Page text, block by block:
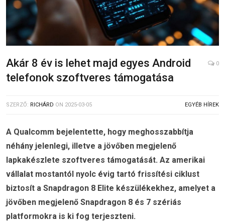
Akár 8 év is lehet majd egyes Android
telefonok szoftveres támogatása
0
SZERZŐ: RICHÁRD ON 2025-03-05 EGYÉB HÍREK
A Qualcomm bejelentette, hogy meghosszabbítja
néhány jelenlegi, illetve a jövőben megjelenő
lapkakészlete szoftveres támogatását. Az amerikai
vállalat mostantól nyolc évig tartó frissítési ciklust
biztosít a Snapdragon 8 Elite készülékekhez, amelyet a
jövőben megjelenő Snapdragon 8 és 7 szériás
platformokra is ki fog terjeszteni.